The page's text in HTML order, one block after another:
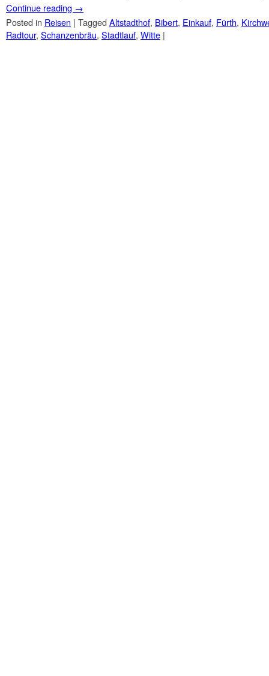
Continue reading →
Posted in Reisen | Tagged Altstadthof, Bibert, Einkauf, Fürth,
Radtour, Schanzenbräu, Stadtlauf, Witte |